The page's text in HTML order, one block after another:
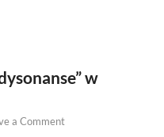
w
a Comment